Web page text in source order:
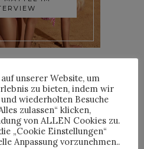
AKA
IM INTERVIEW
unserer Website, um
zu bieten, indem wir
wiederholten Besuche
zulassen“ klicken,
von ALLEN Cookies zu.
„Cookie Einstellungen“
Anpassung vorzunehmen..